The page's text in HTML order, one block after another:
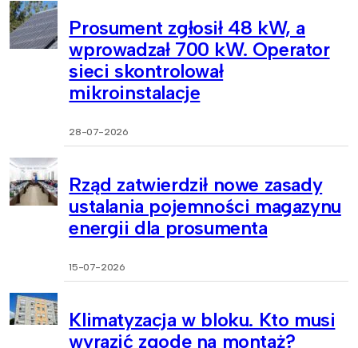
Prosument zgłosił 48 kW, a
wprowadzał 700 kW. Operator
sieci skontrolował
mikroinstalacje
28-07-2026
Rząd zatwierdził nowe zasady
ustalania pojemności magazynu
energii dla prosumenta
15-07-2026
Klimatyzacja w bloku. Kto musi
wyrazić zgodę na montaż?